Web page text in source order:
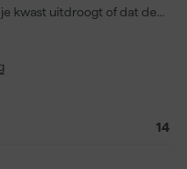
kwast uitdroogt of dat de
schilderresultaat. Of je
geschikt voor iedere
van je kwasten,
Hierdoor bespaar je op
14